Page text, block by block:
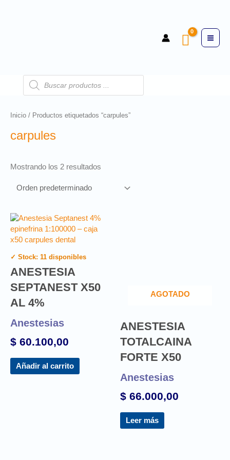
Inicio / Productos etiquetados “carpules”
carpules
Mostrando los 2 resultados
✓ Stock: 11 disponibles
ANESTESIA
SEPTANEST X50
AL 4%
Anestesias
$ 60.100,00
Añadir al carrito
AGOTADO
ANESTESIA
TOTALCAINA
FORTE X50
Anestesias
$ 66.000,00
Leer más